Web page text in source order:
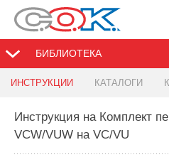
БИБЛИОТЕКА
ИНСТРУКЦИИ КАТАЛОГИ
Инструкция на Комплект
VCW/VUW на VC/VU